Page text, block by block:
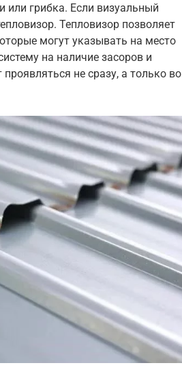
или грибка. Если визуальный
Тепловизор позволяет
могут указывать на место
на наличие засоров и
не сразу, а только во